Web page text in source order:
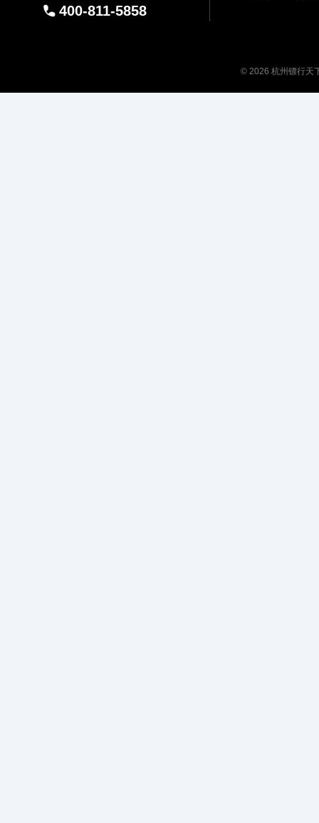
400-811-5858
© 2026 杭州镖行天